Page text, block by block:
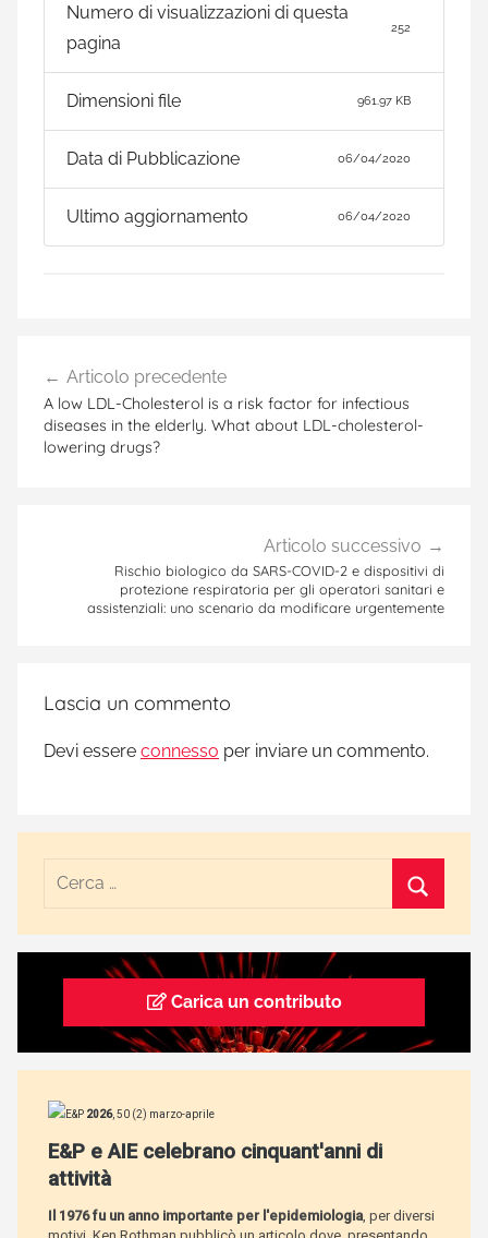
Numero di visualizzazioni di questa
pagina
252
Dimensioni file 961.97 KB
Data di Pubblicazione 06/04/2020
Ultimo aggiornamento 06/04/2020
articoli
Articolo precedente
A low LDL-Cholesterol is a risk factor for infectious
diseases in the elderly. What about LDL-cholesterol-
lowering drugs?
Articolo successivo
Rischio biologico da SARS-COVID-2 e dispositivi di
protezione respiratoria per gli operatori sanitari e
assistenziali: uno scenario da modificare urgentemente
Lascia un commento
Devi essere connesso per inviare un commento.
Carica un contributo